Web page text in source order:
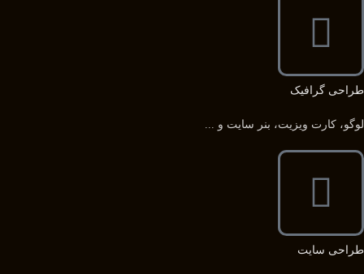
طراحی گرافیک
لوگو، کارت ویزیت، بنر سایت و ...
طراحی سایت